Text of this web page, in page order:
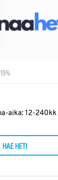
aika: 12-240kk
HAE HETI